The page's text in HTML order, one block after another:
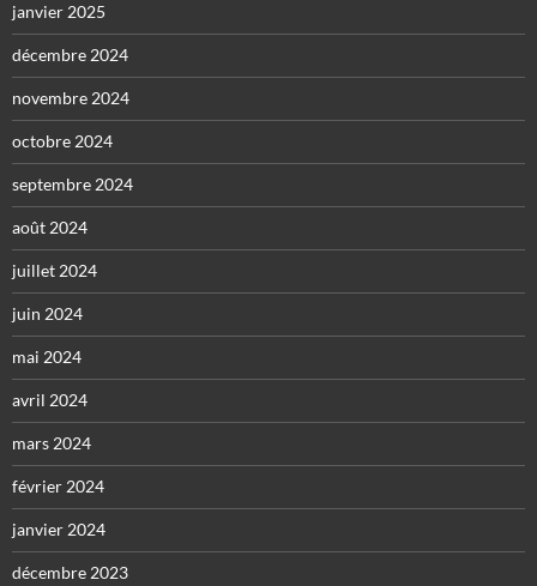
janvier 2025
décembre 2024
novembre 2024
octobre 2024
septembre 2024
août 2024
juillet 2024
juin 2024
mai 2024
avril 2024
mars 2024
février 2024
janvier 2024
décembre 2023